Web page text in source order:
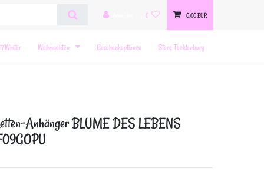
0 0,00 EUR
Winter Weihnachten Geschenkoptionen Store Tecklenburg
Anhänger BLUME DES LEBENS